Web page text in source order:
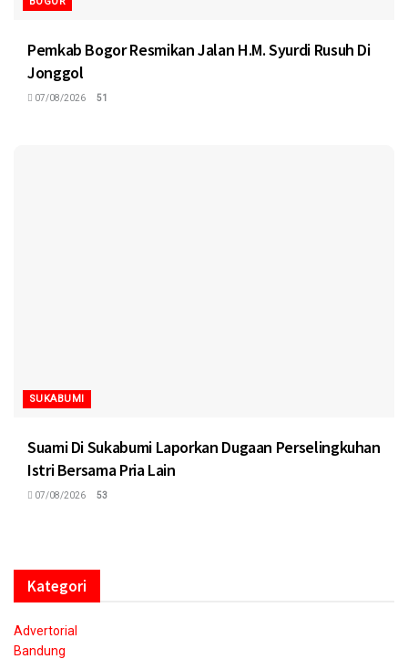
Pemkab Bogor Resmikan Jalan H.M. Syurdi Rusuh Di
Jonggol
07/08/2026 51
SUKABUMI
Suami Di Sukabumi Laporkan Dugaan Perselingkuhan
Istri Bersama Pria Lain
07/08/2026 53
Kategori
Advertorial
Bandung